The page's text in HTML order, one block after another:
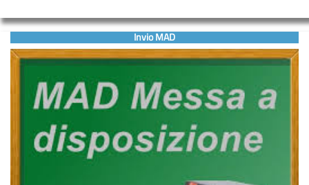
Invio MAD